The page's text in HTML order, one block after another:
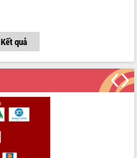
Kết quả